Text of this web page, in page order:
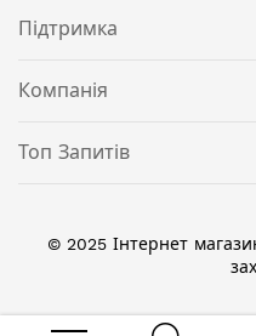
Підтримка
Компанія
Топ Запитів
© 2025 Інтернет